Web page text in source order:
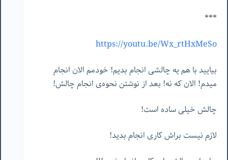
***
https://youtu.be/Wx_rtHxMeSo
بیایید با هم یه چالشی انجام بدیم! خودمم الان انجام
میدم! الان که نه! بعد از نوشتن نحوه‌ی انجام چالش!
چالش خیلی ساده است!
لازم نیست براش کاری انجام بدید!